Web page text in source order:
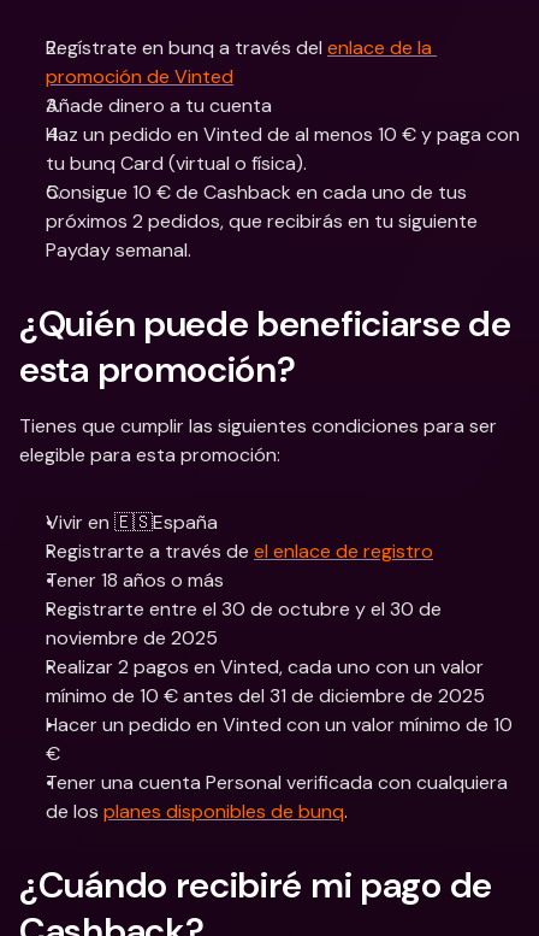
Regístrate en bunq a través del enlace de la
promoción de Vinted
Añade dinero a tu cuenta
Haz un pedido en Vinted de al menos 10 € y paga con
tu bunq Card (virtual o física).
Consigue 10 € de Cashback en cada uno de tus
próximos 2 pedidos, que recibirás en tu siguiente
Payday semanal.
¿Quién puede beneficiarse de
esta promoción?
Tienes que cumplir las siguientes condiciones para ser
elegible para esta promoción:
Vivir en 🇪🇸España
Registrarte a través de el enlace de registro
Tener 18 años o más
Registrarte entre el 30 de octubre y el 30 de
noviembre de 2025
Realizar 2 pagos en Vinted, cada uno con un valor
mínimo de 10 € antes del 31 de diciembre de 2025
Hacer un pedido en Vinted con un valor mínimo de 10
€
Tener una cuenta Personal verificada con cualquiera
de los planes disponibles de bunq.
¿Cuándo recibiré mi pago de